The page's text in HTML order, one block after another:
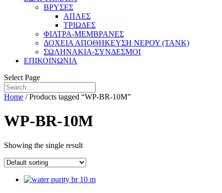
ΒΡΥΣΕΣ
ΑΠΛΕΣ
ΤΡΙΩΔΕΣ
ΦΙΛΤΡΑ-ΜΕΜΒΡΑΝΕΣ
ΔΟΧΕΙΑ ΑΠΟΘΗΚΕΥΣΗ ΝΕΡΟΥ (TANK)
ΣΩΛΗΝΑΚΙΑ-ΣΥΝΔΕΣΜΟΙ
ΕΠΙΚΟΙΝΩΝΙΑ
Select Page
Home / Products tagged “WP-BR-10M”
WP-BR-10M
Showing the single result